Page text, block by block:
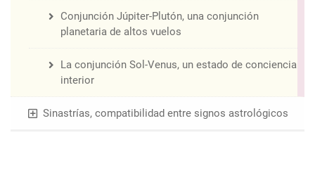
Conjunción Júpiter-Plutón, una conjunción
planetaria de altos vuelos
La conjunción Sol-Venus, un estado de conciencia
interior
Sinastrías, compatibilidad entre signos astrológicos